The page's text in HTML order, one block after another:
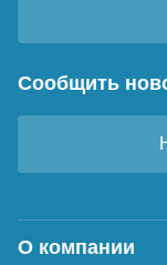
Сообщить
О компании